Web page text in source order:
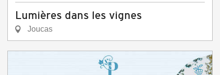
Lumières dans les vignes
Joucas